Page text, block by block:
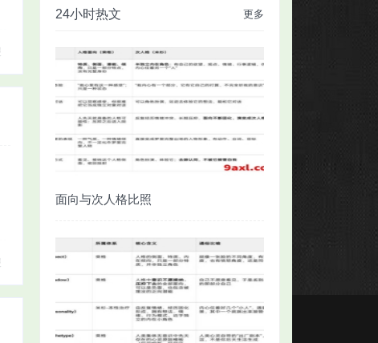
更多
24小时热文
面向与次人格比照